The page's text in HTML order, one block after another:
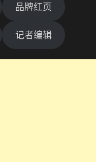
品牌红页
记者编辑